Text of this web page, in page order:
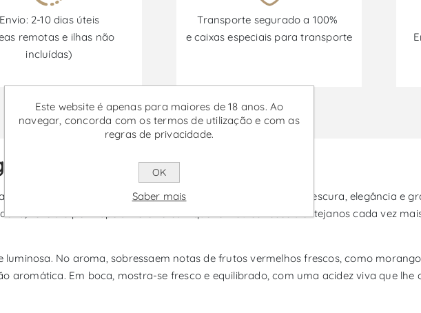
Envio: 2-10 dias úteis
remotas e ilhas não
incluídas)
Transporte segurado a 100%
e caixas especiais para transporte
Promoções disponíveis de 30/06/2026 a 30/09/2026
Magnum - Vinho Rosé
da Malhadinha Nova, é um rosé do Alentejo que combina frescura, elegância e
revela o perfil apelativo e versátil que tornou os rosés alentejanos cada vez
No aroma, sobressaem notas de frutos vermelhos frescos, como
aromática. Em boca, mostra-se fresco e equilibrado, com uma acidez viva que lhe
Este website é apenas para maiores de 18 anos. Ao
navegar, concorda com os termos de utilização e com as
regras de privacidade.
OK
Saber mais